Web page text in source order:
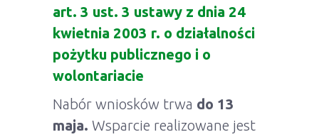
art. 3 ust. 3 ustawy z dnia 24
kwietnia 2003 r. o działalności
pożytku publicznego i o
wolontariacie
Nabór wniosków trwa do 13
maja. Wsparcie realizowane jest